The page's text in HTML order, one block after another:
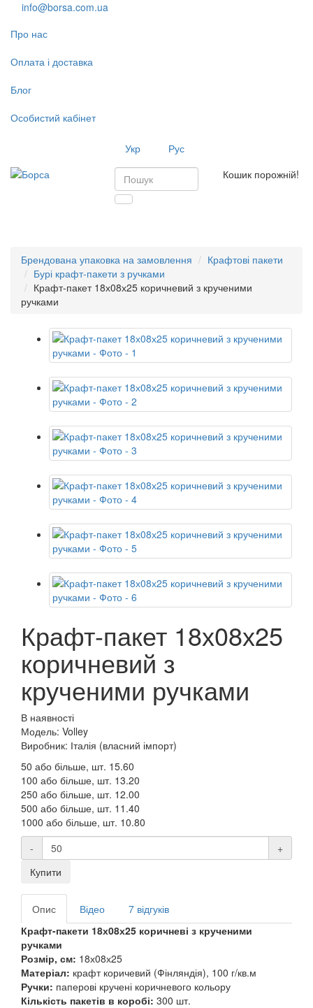
info@borsa.com.ua
Про нас
Оплата і доставка
Блог
Особистий кабінет
Укр
Рус
Кошик порожній!
Брендована упаковка на замовлення
Крафтові пакети
Бурі крафт-пакети з ручками
Крафт-пакет 18х08х25 коричневий з крученими
ручками
Крафт-пакет 18х08х25
коричневий з
крученими ручками
В наявності
Модель: Volley
Виробник: Італія (власний імпорт)
50 або більше, шт. 15.60
100 або більше, шт. 13.20
250 або більше, шт. 12.00
500 або більше, шт. 11.40
1000 або більше, шт. 10.80
-
+
Купити
Опис Відео
7 відгуків
Крафт-пакети 18х08х25 коричневі з крученими
ручками
Розмір, см: 18х08х25
Матеріал: крафт коричевий (Фінляндія), 100 г/кв.м
Ручки: паперові кручені коричневого кольору
Кількість пакетів в коробі: 300 шт.